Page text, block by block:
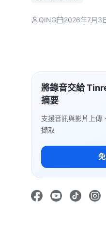
QING 2026年7月3
將錄音交給
摘要
支援音訊與影片上傳
擷取